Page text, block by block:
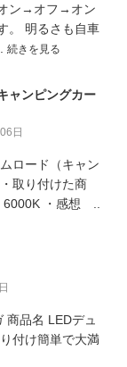
ン→オフ→オン
。 明るさも自車
続きを見る
ャンピングカー
日
ロード（キャン
取り付けた商
・感想 ..
商品名 LEDデュ
付け簡単で大満